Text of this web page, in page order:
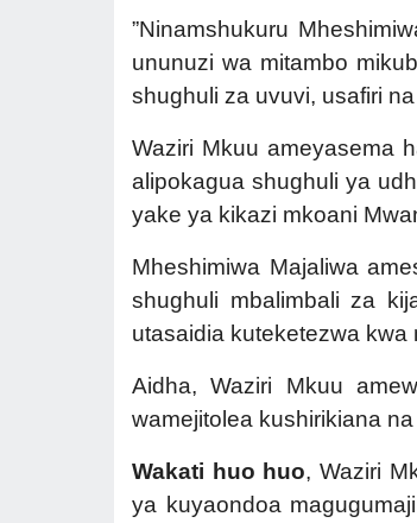
”Ninamshukuru
ununuzi wa mitambo
shughuli za uvuvi, usafiri
Waziri Mkuu ameyasema
alipokagua shughuli ya
yake ya kikazi mkoani
Mheshimiwa Majaliwa
shughuli mbalimbali za
utasaidia kuteketezwa kwa
Aidha, Waziri Mkuu
wamejitolea kushirikiana
Wakati huo huo, Waziri
ya kuyaondoa